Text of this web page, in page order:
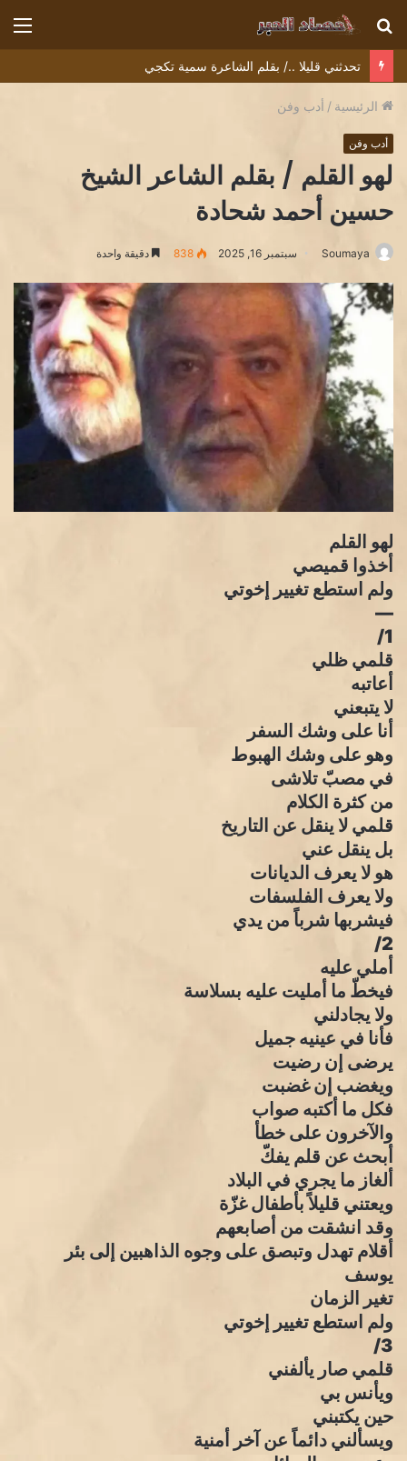
بحث
عن
تحدثني قليلا ../ بقلم الشاعرة سمية تكجي
الرئيسية / أدب وفن
أدب وفن
لهو القلم / بقلم الشاعر الشيخ
حسين أحمد شحادة
Soumaya سبتمبر 16, 2025 838 دقيقة واحدة
لهو القلم
أخذوا قميصي
ولم استطع تغيير إخوتي
—
1/
قلمي ظلي
أعاتبه
لا يتبعني
أنا على وشك السفر
وهو على وشك الهبوط
في مصبّ تلاشى
من كثرة الكلام
قلمي لا ينقل عن التاريخ
بل ينقل عني
هو لا يعرف الديانات
ولا يعرف الفلسفات
فيشربها شرباً من يدي
2/
أملي عليه
فيخطّ ما أمليت عليه بسلاسة
ولا يجادلني
فأنا في عينيه جميل
يرضى إن رضيت
ويغضب إن غضبت
فكل ما أكتبه صواب
والآخرون على خطأ
أبحث عن قلم يفكّ
ألغاز ما يجري في البلاد
ويعتني قليلاً بأطفال غزّة
وقد انشقت من أصابعهم
أقلام تهدل وتبصق على وجوه الذاهبين إلى بئر
يوسف
تغير الزمان
ولم استطع تغيير إخوتي
3/
قلمي صار يألفني
ويأنس بي
حين يكتبني
ويسألني دائماً عن آخر أمنية